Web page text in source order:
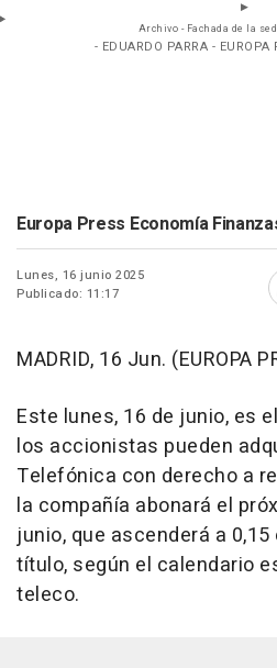
Archivo - Fachada de la
- EDUARDO PARRA - EUROPA
Europa Press Economía
Lunes, 16 junio 2025
Publicado: 11:17
MADRID, 16 Jun. (EUROPA
Este lunes, 16 de junio, es
los accionistas pueden
Telefónica con derecho a
la compañía abonará el
junio, que ascenderá a
título, según el calendario
teleco.